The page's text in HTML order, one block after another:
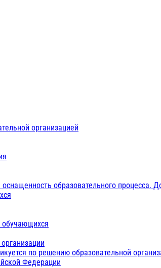
организацией
образовательного процесса.
обучающихся
по решению образовательной
Федерации